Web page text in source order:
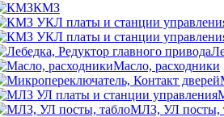
КМЗ
Масло, расходники
МЛЗ, УЛ посты,